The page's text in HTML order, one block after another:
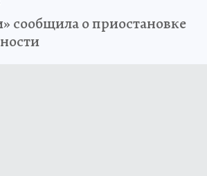
сообщила о приостановке